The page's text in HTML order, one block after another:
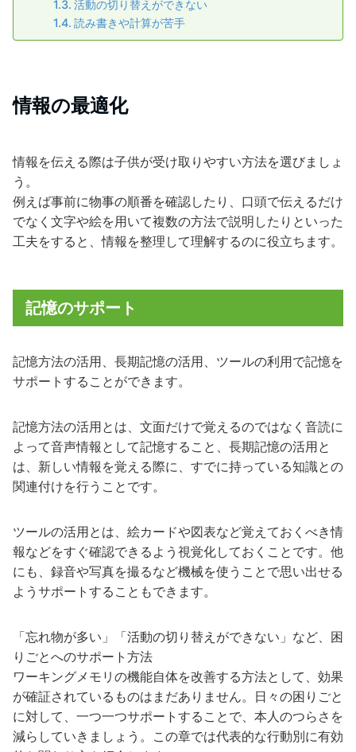
活動の切り替えができない
読み書きや計算が苦手
情報の最適化
情報を伝える際は子供が受け取りやすい方法を選びましょ
う。
例えば事前に物事の順番を確認したり、口頭で伝えるだけ
でなく文字や絵を用いて複数の方法で説明したりといった
工夫をすると、情報を整理して理解するのに役立ちます。
記憶のサポート
記憶方法の活用、長期記憶の活用、ツールの利用で記憶を
サポートすることができます。
記憶方法の活用とは、文面だけで覚えるのではなく音読に
よって音声情報として記憶すること、長期記憶の活用と
は、新しい情報を覚える際に、すでに持っている知識との
関連付けを行うことです。
ツールの活用とは、絵カードや図表など覚えておくべき情
報などをすぐ確認できるよう視覚化しておくことです。他
にも、録音や写真を撮るなど機械を使うことで思い出せる
ようサポートすることもできます。
「忘れ物が多い」「活動の切り替えができない」など、困
りごとへのサポート方法
ワーキングメモリの機能自体を改善する方法として、効果
が確証されているものはまだありません。日々の困りごと
に対して、一つ一つサポートすることで、本人のつらさを
減らしていきましょう。この章では代表的な行動別に有効